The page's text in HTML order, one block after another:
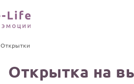
Открытки
Открытка на